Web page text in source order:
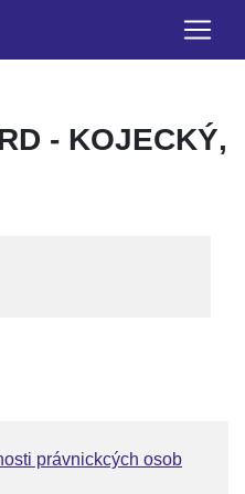
- KOJECKÝ,
právnickcých osob